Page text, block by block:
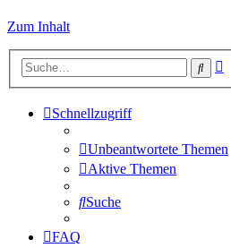
Zum Inhalt
Suche
Schnellzugriff
Unbeantwortete Themen
Aktive Themen
Suche
FAQ